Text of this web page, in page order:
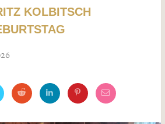
KOLBITSCH